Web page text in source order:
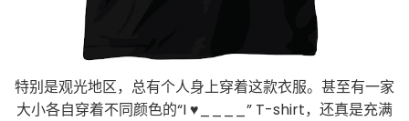
特别是观光地区，总有个人身上穿着这款衣服。甚至有一家
大小各自穿着不同颜色的“I ♥____” T-shirt，还真是充满